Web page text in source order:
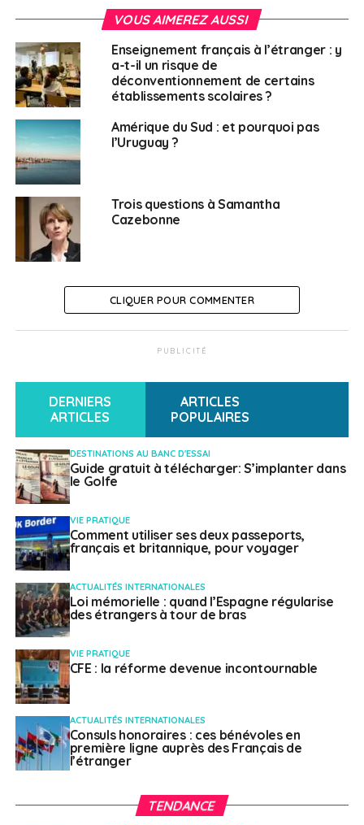
devient donc l’outil indispensable
personne cherchant une opportunité professionnelle
dans unlycée international français!
SUJETS ASSOCIÉS: AEFE
FEATURED
LYCÉES FRANÇAIS MONDE
A SUIVRE
L’Agence Erasmus+ France/Education Formation
soutient le Fipadoc 2025
NE RATEZ PAS
Suivez la semaine des lycées français du monde,
du 25 au 30 novembre 2024!
Weena Truscelli
VOUS AIMEREZ AUSSI
Enseignement français à l’étranger : y
a-t-il un risque de
déconventionnement de certains
établissements scolaires ?
Amérique du Sud : et pourquoi pas
l’Uruguay ?
Trois questions à Samantha
Cazebonne
CLIQUER POUR COMMENTER
PUBLICITÉ
DERNIERS
ARTICLES
ARTICLES
POPULAIRES
DESTINATIONS AU BANC D'ESSAI
Guide gratuit à télécharger: S’implanter dans
le Golfe
VIE PRATIQUE
Comment utiliser ses deux passeports,
français et britannique, pour voyager
ACTUALITÉS INTERNATIONALES
Loi mémorielle : quand l’Espagne régularise
des étrangers à tour de bras
VIE PRATIQUE
CFE : la réforme devenue incontournable
ACTUALITÉS INTERNATIONALES
Consuls honoraires : ces bénévoles en
première ligne auprès des Français de
l’étranger
TENDANCE